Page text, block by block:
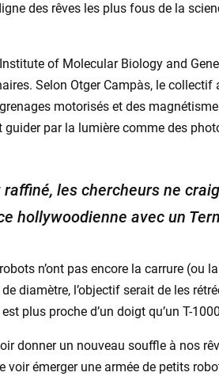
des rêves les plus fous de la
of Molecular Biology and
Selon Otger Campàs, le
motorisés et des
par la lumière comme des
les chercheurs ne
hollywoodienne avec un
n’ont pas encore la carrure (ou
diamètre, l’objectif serait de les
plus proche d’un doigt qu’un T-
donner un nouveau souffle à nos
voir émerger une armée de petits